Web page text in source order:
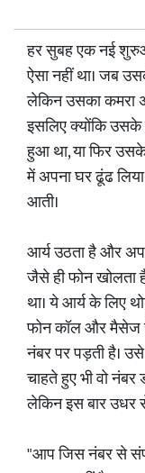
हर सुबह एक नई
ऐसा नहीं था। जब
लेकिन उसका कमरा
इसलिए क्योंकि उसके
हुआ था, या फिर
में अपना घर ढूंढ
आती।
आर्य उठता है और
जैसे ही फोन खोलता
था। ये आर्य के लिए
फोन कॉल और मैसेज
नंबर पर पड़ती है।
चाहते हुए भी वो
लेकिन इस बार उधर
"आप जिस नंबर से